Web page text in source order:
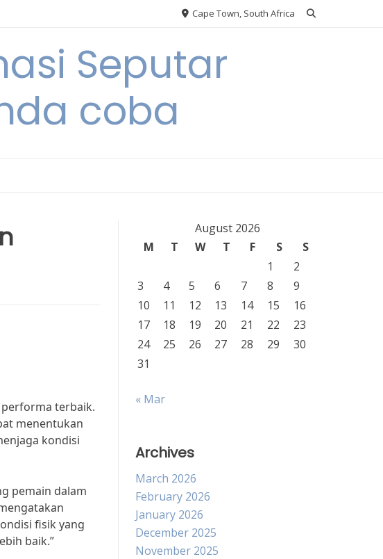
Cape Town, South Africa
Seputar
coba
terbaik.
menentukan
kondisi
pemain dalam
fisik yang
baik.”
August 2026
M
T W T F S
S
1
2
3
4 5 6 7 8
9
10
11 12 13 14 15
16
17
18 19 20 21 22
23
24
25 26 27 28 29
30
31
« Mar
Archives
March 2026
February 2026
January 2026
December 2025
November 2025